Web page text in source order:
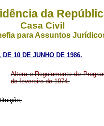
da
Casa Civil
para Assuntos
DE 10 DE JUNHO DE 1986.
Altera o Regulamento do
de fevereiro de 1974.